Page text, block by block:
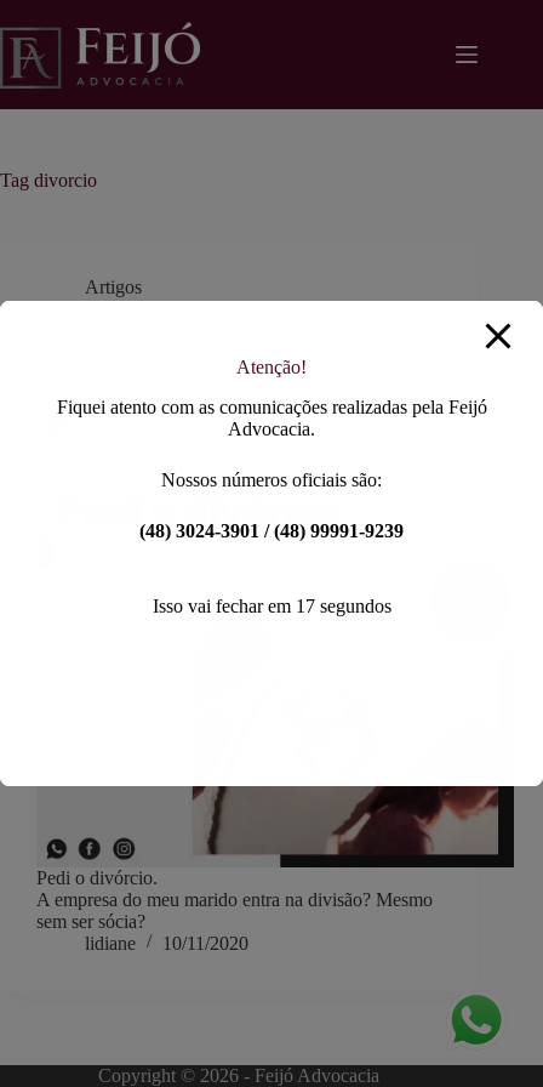
para
conteúdo
Tag divorcio
Artigos
Pedi o divórcio.
A empresa do meu marido entra na divisão? Mesmo
sem ser sócia?
lidiane
10/11/2020
Copyright © 2026 - Feijó Advocacia
Atenção!
Fiquei atento com as comunicações realizadas pela Feijó
Advocacia.
Nossos números oficiais são:
(48) 3024-3901 / (48) 99991-9239
Isso vai fechar em 17segundos